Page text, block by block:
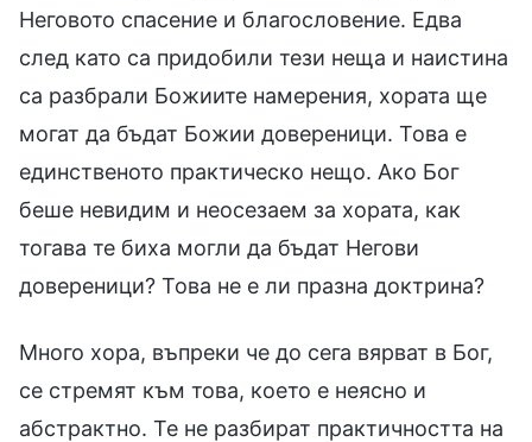
Неговото спасение и благословение. Едва
след като са придобили тези неща и наистина
са разбрали Божиите намерения, хората ще
могат да бъдат Божии довереници. Това е
единственото практическо нещо. Ако Бог
беше невидим и неосезаем за хората, как
тогава те биха могли да бъдат Негови
довереници? Това не е ли празна доктрина?
Много хора, въпреки че до сега вярват в Бог,
се стремят към това, което е неясно и
абстрактно. Те не разбират практичността на